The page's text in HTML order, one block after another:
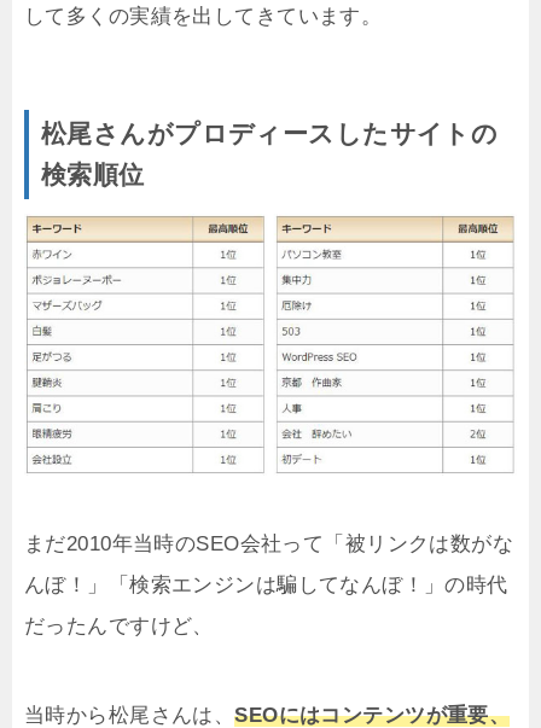
して多くの実績を出してきています。
松尾さんがプロディースしたサイトの
検索順位
まだ2010年当時のSEO会社って「被リンクは数がな
んぼ！」「検索エンジンは騙してなんぼ！」の時代
だったんですけど、
当時から松尾さんは、SEOにはコンテンツが重要、